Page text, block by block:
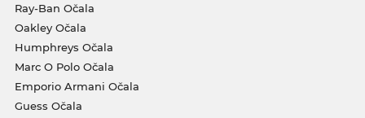
Ray-Ban Očala
Oakley Očala
Humphreys Očala
Marc O Polo Očala
Emporio Armani Očala
Guess Očala